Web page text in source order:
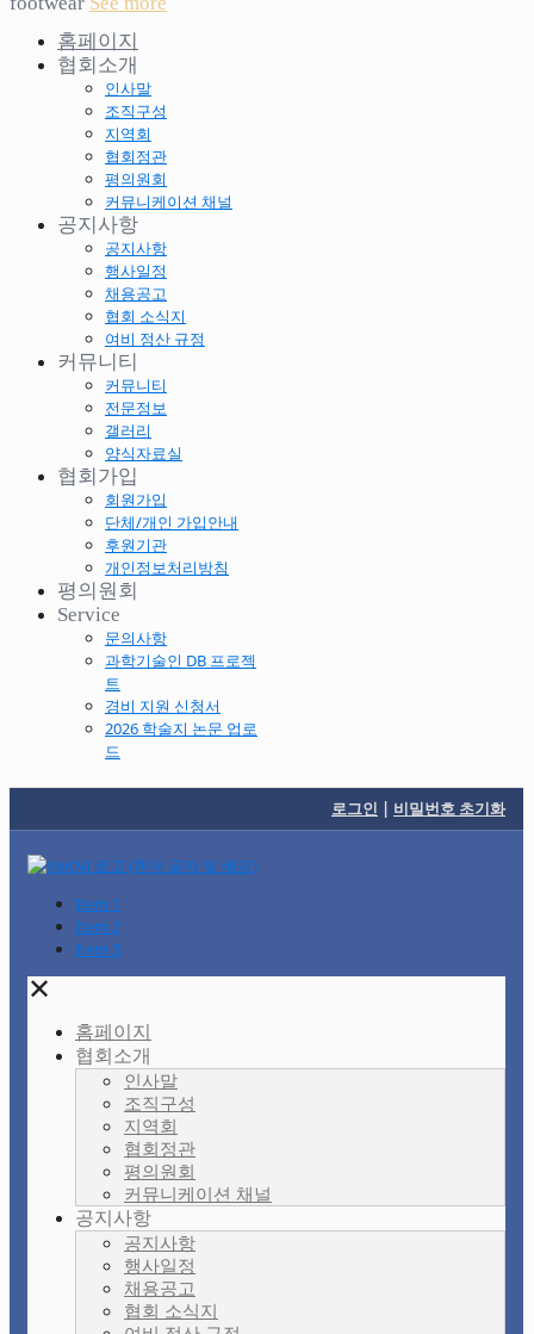
홈페이지
협회소개
인사말
조직구성
지역회
협회정관
평의원회
커뮤니케이션 채널
공지사항
공지사항
행사일정
채용공고
협회 소식지
여비 정산 규정
커뮤니티
커뮤니티
전문정보
갤러리
양식자료실
협회가입
회원가입
단체/개인 가입안내
후원기관
개인정보처리방침
평의원회
Service
문의사항
과학기술인 DB 프로젝
트
경비 지원 신청서
2026 학술지 논문 업로
드
로그인 | 비밀번호 초기화
Item 1
Item 2
Item 3
✕
홈페이지
협회소개
인사말
조직구성
지역회
협회정관
평의원회
커뮤니케이션 채널
공지사항
공지사항
행사일정
채용공고
협회 소식지